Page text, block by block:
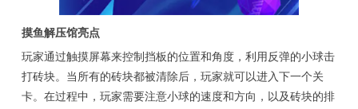
摸鱼解压馆亮点
玩家通过触摸屏幕来控制挡板的位置和角度，利用反弹的小球击
打砖块。当所有的砖块都被清除后，玩家就可以进入下一个关
卡。在过程中，玩家需要注意小球的速度和方向，以及砖块的排